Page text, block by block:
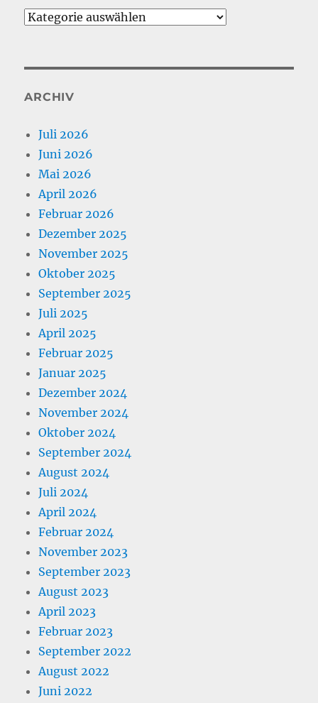
Kategorien
ARCHIV
Juli 2026
Juni 2026
Mai 2026
April 2026
Februar 2026
Dezember 2025
November 2025
Oktober 2025
September 2025
Juli 2025
April 2025
Februar 2025
Januar 2025
Dezember 2024
November 2024
Oktober 2024
September 2024
August 2024
Juli 2024
April 2024
Februar 2024
November 2023
September 2023
August 2023
April 2023
Februar 2023
September 2022
August 2022
Juni 2022